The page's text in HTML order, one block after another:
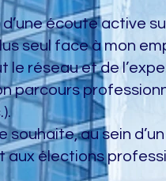
écoute active
seul face à mon
le réseau et de
parcours
souhaite, au sein
aux élections